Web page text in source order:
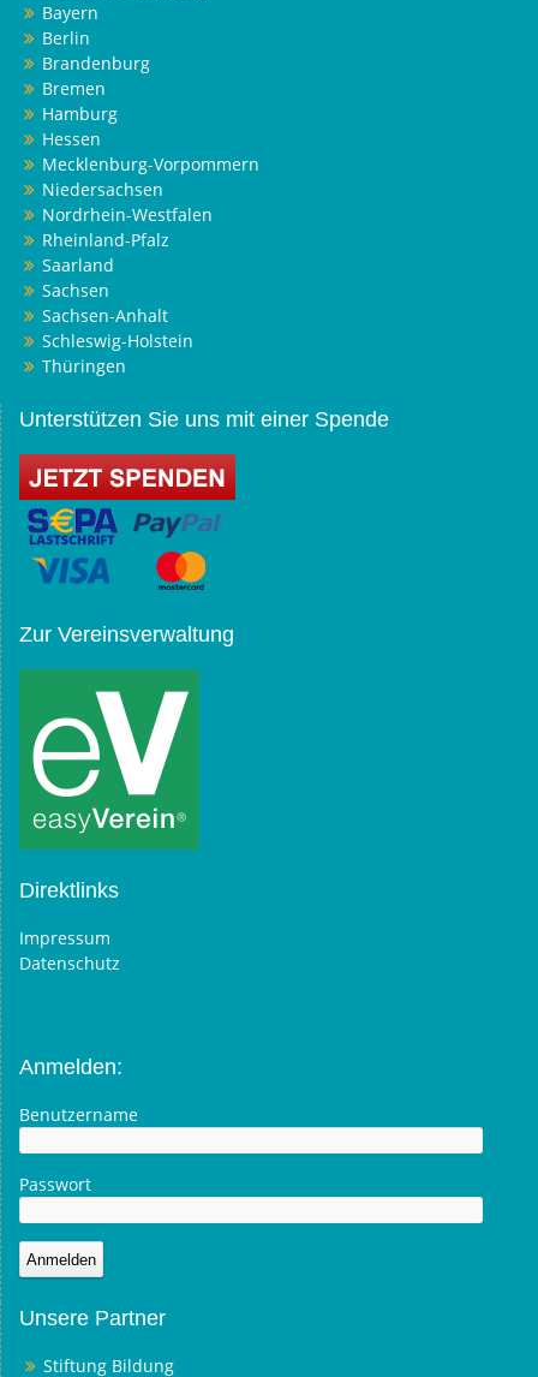
Bayern
Berlin
Brandenburg
Bremen
Hamburg
Hessen
Mecklenburg-Vorpommern
Niedersachsen
Nordrhein-Westfalen
Rheinland-Pfalz
Saarland
Sachsen
Sachsen-Anhalt
Schleswig-Holstein
Thüringen
Unterstützen Sie uns mit einer Spende
Zur Vereinsverwaltung
Direktlinks
Impressum
Datenschutz
Anmelden:
Benutzername
Passwort
Unsere Partner
Stiftung Bildung